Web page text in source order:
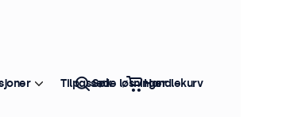
Tilpassede løsninger
Søk Handlekurv